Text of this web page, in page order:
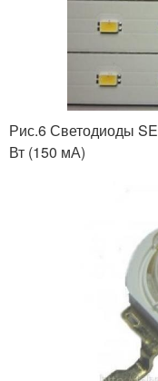
Рис.6 Светодиоды
Вт (150 мА)